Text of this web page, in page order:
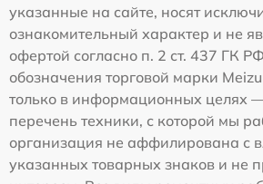
указанные на сайте, носят
ознакомительный характер и не
офертой согласно п. 2 ст. 437 ГК
обозначения торговой марки
только в информационных целях
перечень техники, с которой мы
организация не аффилирована с
указанных товарных знаков и не